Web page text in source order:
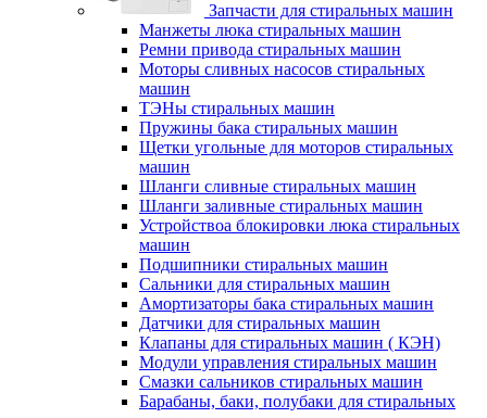
Запчасти для стиральных машин
Манжеты люка стиральных машин
Ремни привода стиральных машин
Моторы сливных насосов стиральных
машин
ТЭНы стиральных машин
Пружины бака стиральных машин
Щетки угольные для моторов стиральных
машин
Шланги сливные стиральных машин
Шланги заливные стиральных машин
Устройствоа блокировки люка стиральных
машин
Подшипники стиральных машин
Сальники для стиральных машин
Амортизаторы бака стиральных машин
Датчики для стиральных машин
Клапаны для стиральных машин ( КЭН)
Модули управления стиральных машин
Смазки сальников стиральных машин
Барабаны, баки, полубаки для стиральных